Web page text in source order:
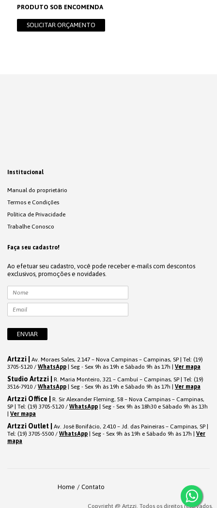
PRODUTO SOB ENCOMENDA
SOLICITAR ORÇAMENTO
Institucional
Manual do proprietário
Termos e Condições
Política de Privacidade
Trabalhe Conosco
Faça seu cadastro!
Ao efetuar seu cadastro, você pode receber e-mails com descontos
exclusivos, promoções e novidades.
Artzzi | Av. Moraes Sales, 2.147 – Nova Campinas – Campinas, SP | Tel: (19)
3705-5120 / WhatsApp | Seg - Sex 9h às 19h e Sábado 9h às 17h | Ver mapa
Studio Artzzi | R. Maria Monteiro, 321 – Cambuí – Campinas, SP | Tel: (19)
3516-7910 / WhatsApp | Seg - Sex 9h às 19h e Sábado 9h às 17h | Ver mapa
Artzzi Office | R. Sir Alexander Fleming, 58 – Nova Campinas – Campinas,
SP | Tel: (19) 3705-5120 / WhatsApp | Seg - Sex 9h às 18h30 e Sábado 9h às 13h
Ver mapa
Artzzi Outlet | Av. José Bonifácio, 2.410 – Jd. das Paineiras – Campinas, SP |
Tel: (19) 3705-5500 / WhatsApp | Seg - Sex 9h às 19h e Sábado 9h às 17h | Ver
mapa
Home Contato
Copyright @ Artzzi. Todos os direitos reservados.